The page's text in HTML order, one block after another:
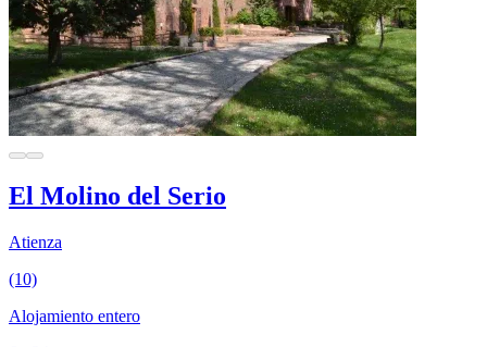
El Molino del Serio
Atienza
(10)
Alojamiento entero